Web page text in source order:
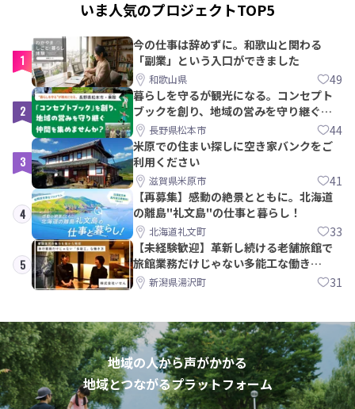
いま人気のプロジェクトTOP5
1
今の仕事は辞めずに。和歌山と関わる
「副業」という入口ができました
和歌山県 49
2
暮らしを守るが観光になる。コンセプト
ブックを創り、地域の営みを守り継ぐ仲
間を集めませんか？
長野県松本市 44
3
米原での住まい探しに空き家バンクをご
利用ください
滋賀県米原市 41
4
【再募集】感動の絶景とともに。北海道
の離島"礼文島"の仕事と暮らし！
北海道礼文町 33
5
【未経験歓迎】革新し続ける老舗旅館で
旅館業務だけじゃない多能工な働き
方。 株式会社いせん
新潟県湯沢町 31
地域の人から声がかかる
地域とつながるプラットフォーム